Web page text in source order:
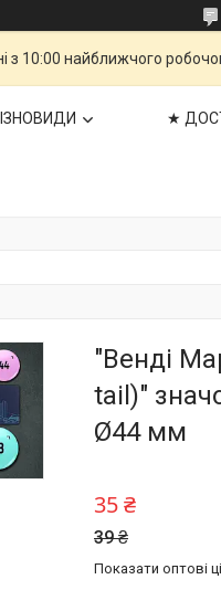
з 10:00 найближчого
★
"Венді
tail)"
Ø44 мм
39 ₴
35 ₴
Показати оптові